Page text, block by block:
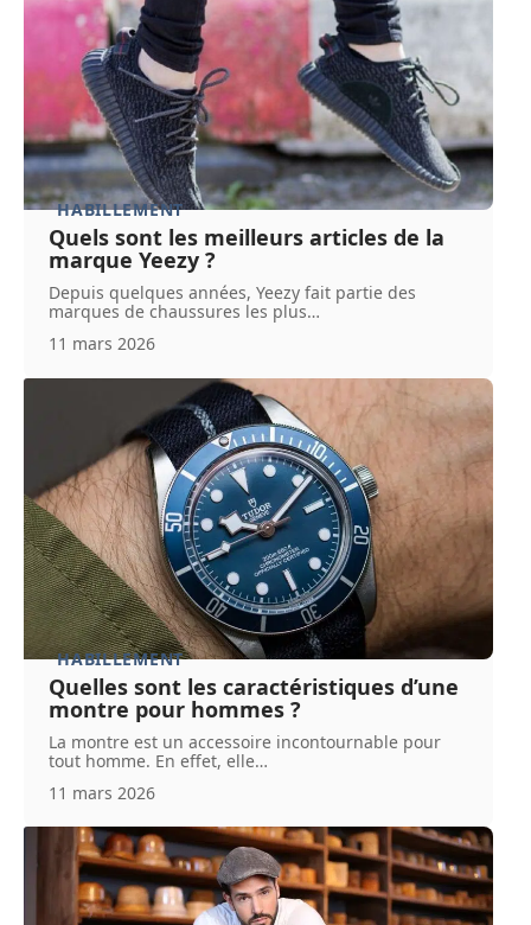
HABILLEMENT
Quels sont les meilleurs articles de la
marque Yeezy ?
Depuis quelques années, Yeezy fait partie des
marques de chaussures les plus…
11 mars 2026
HABILLEMENT
Quelles sont les caractéristiques d’une
montre pour hommes ?
La montre est un accessoire incontournable pour
tout homme. En effet, elle…
11 mars 2026